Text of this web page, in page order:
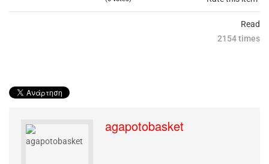
Read
2154 times
agapotobasket